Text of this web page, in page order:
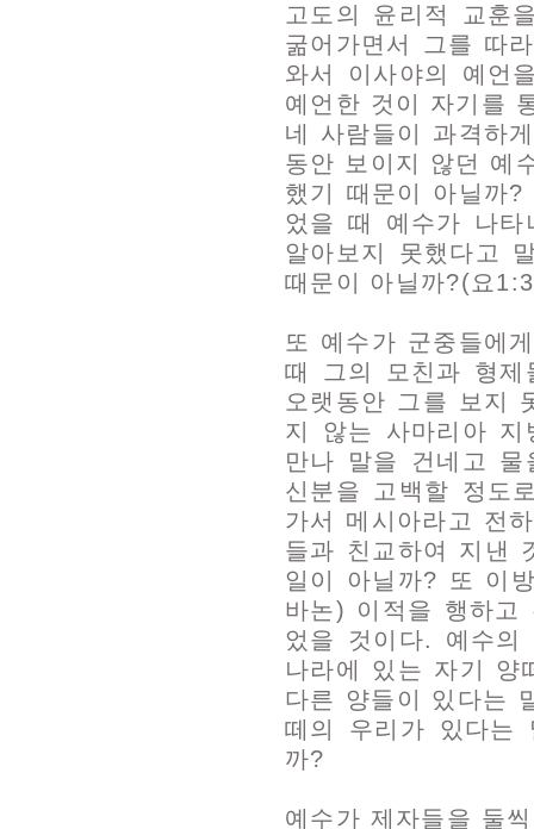
고도의 윤리적 교훈
굶어가면서 그를 따
와서 이사야의 예언
예언한 것이 자기를
네 사람들이 과격하
동안 보이지 않던 예
했기 때문이 아닐까
었을 때 예수가 나
알아보지 못했다고
때문이 아닐까?(요
또 예수가 군중들에
때 그의 모친과 형제
오랫동안 그를 보지
지 않는 사마리아
만나 말을 건네고
신분을 고백할 정도
가서 메시아라고 전
들과 친교하여 지낸
일이 아닐까? 또 이
바논) 이적을 행하고
었을 것이다. 예수의
나라에 있는 자기 양
다른 양들이 있다는
떼의 우리가 있다는
까?
예수가 제자들을 둘